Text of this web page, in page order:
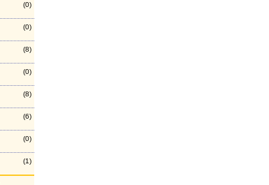
(0)
(0)
(8)
(0)
(8)
(6)
(0)
(1)